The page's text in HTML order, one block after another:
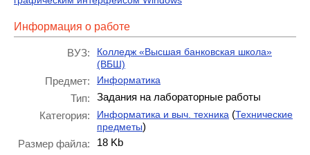
Информация о работе
ВУЗ:
Колледж «Высшая банковская школа»
(ВБШ)
Предмет: Информатика
Тип:
Задания на лабораторные работы
Категория:
Информатика и выч. техника (Технические
предметы)
Размер файла:
18 Kb